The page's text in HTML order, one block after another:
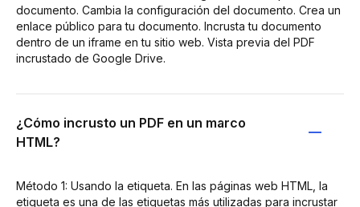
documento. Cambia la configuración del documento. Crea un
enlace público para tu documento. Incrusta tu documento
dentro de un iframe en tu sitio web. Vista previa del PDF
incrustado de Google Drive.
¿Cómo incrusto un PDF en un marco
HTML?
Método 1: Usando la etiqueta. En las páginas web HTML, la
etiqueta es una de las etiquetas más utilizadas para incrustar